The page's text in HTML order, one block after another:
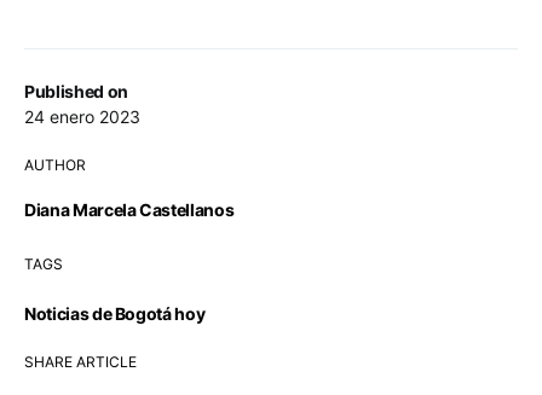
Published on
24 enero 2023
AUTHOR
Diana Marcela Castellanos
TAGS
Noticias de Bogotá hoy
SHARE ARTICLE